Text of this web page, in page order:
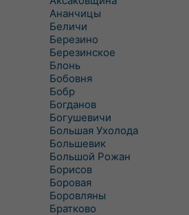
Ананчицы
Беличи
Березино
Березинское
Блонь
Бобовня
Бобр
Богданов
Богушевичи
Большая Ухолода
Большевик
Большой Рожан
Борисов
Боровая
Боровляны
Братково